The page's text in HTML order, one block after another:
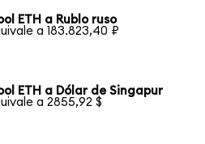
ETH a Rublo ruso
a 183.823,40 ₽
ETH a Dólar de Singapur
a 2855,92 $